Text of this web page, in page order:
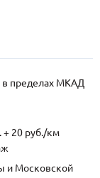
в пределах МКАД
20 руб./км
и Московской